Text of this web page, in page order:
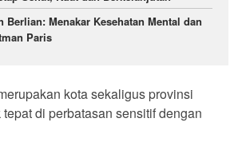
Berlian: Menakar Kesehatan Mental dan
Paris
kota sekaligus provinsi
di perbatasan sensitif dengan